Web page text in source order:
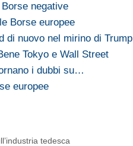
negative
Borse europee
di nuovo nel mirino di Trump
Tokyo e Wall Street
i dubbi su…
europee
tedesca